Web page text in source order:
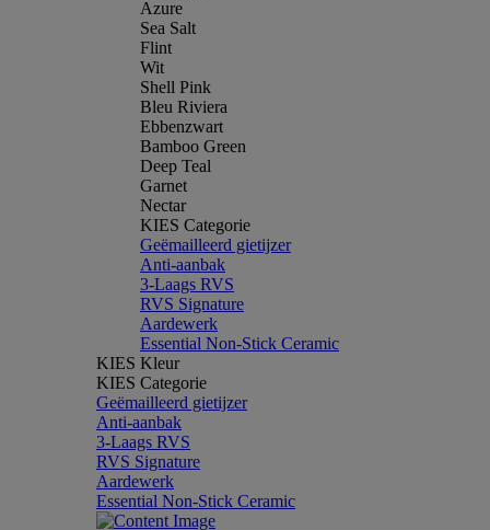
Azure
Sea Salt
Flint
Wit
Shell Pink
Bleu Riviera
Ebbenzwart
Bamboo Green
Deep Teal
Garnet
Nectar
KIES Categorie
Geëmailleerd gietijzer
Anti-aanbak
3-Laags RVS
RVS Signature
Aardewerk
Essential Non-Stick Ceramic
KIES Kleur
KIES Categorie
Geëmailleerd gietijzer
Anti-aanbak
3-Laags RVS
RVS Signature
Aardewerk
Essential Non-Stick Ceramic